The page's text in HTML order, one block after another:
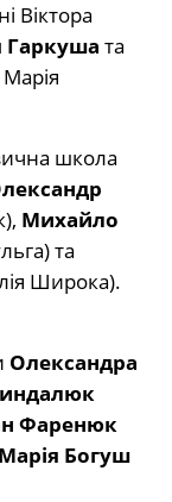
Віктора
Гаркуша та
школа
Михайло
та
Широка).
Олександра
Фаренюк
Богуш